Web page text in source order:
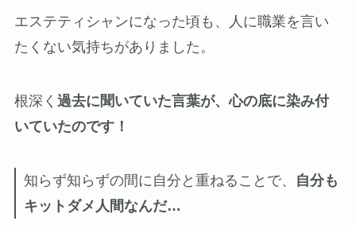
エステティシャンになった頃も、人に職業を言い
たくない気持ちがありました。
根深く 過去に聞いていた言葉が、心の底に染み付
いていたのです！
知らず知らずの間に自分と重ねることで、
自分も
キットダメ人間なんだ…